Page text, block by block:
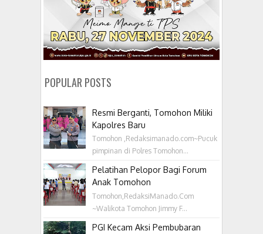
POPULAR POSTS
Resmi Berganti, Tomohon Miliki
Kapolres Baru
Tomohon ,Redaksimanado.com~Pucuk
pimpinan di Polres Tomohon...
Pelatihan Pelopor Bagi Forum
Anak Tomohon
Tomohon,RedaksiManado.Com
~Walikota Tomohon Jimmy F...
PGI Kecam Aksi Pembubaran